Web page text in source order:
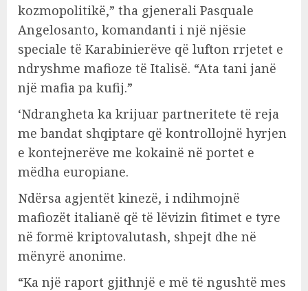
kozmopolitikë,” tha gjenerali Pasquale
Angelosanto, komandanti i një njësie
speciale të Karabinierëve që lufton rrjetet e
ndryshme mafioze të Italisë. “Ata tani janë
një mafia pa kufij.”
‘Ndrangheta ka krijuar partneritete të reja
me bandat shqiptare që kontrollojnë hyrjen
e kontejnerëve me kokainë në portet e
mëdha europiane.
Ndërsa agjentët kinezë, i ndihmojnë
mafiozët italianë që të lëvizin fitimet e tyre
në formë kriptovalutash, shpejt dhe në
mënyrë anonime.
“Ka një raport gjithnjë e më të ngushtë mes